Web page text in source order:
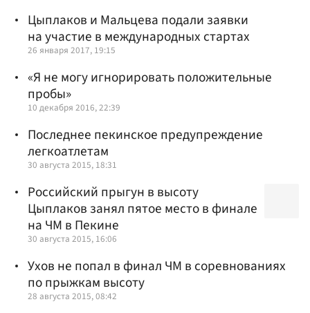
Цыплаков и Мальцева подали заявки
на участие в международных стартах
26 января 2017, 19:15
«Я не могу игнорировать положительные
пробы»
10 декабря 2016, 22:39
Последнее пекинское предупреждение
легкоатлетам
30 августа 2015, 18:31
Российский прыгун в высоту
Цыплаков занял пятое место в финале
на ЧМ в Пекине
30 августа 2015, 16:06
Ухов не попал в финал ЧМ в соревнованиях
по прыжкам высоту
28 августа 2015, 08:42